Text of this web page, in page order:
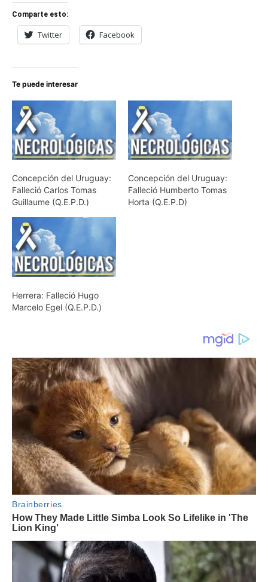
Comparte esto:
Twitter Facebook
Te puede interesar
Concepción del Uruguay:
Falleció Carlos Tomas
Guillaume (Q.E.P.D.)
Concepción del Uruguay:
Falleció Humberto Tomas
Horta (Q.E.P.D)
Herrera: Falleció Hugo
Marcelo Egel (Q.E.P.D.)